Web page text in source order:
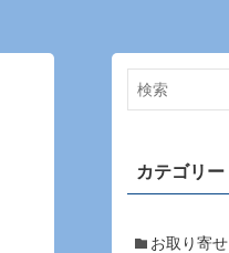
カテゴリー
お取り寄せ